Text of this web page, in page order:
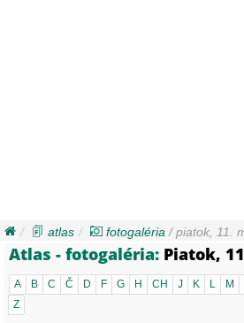
atlas fotogaléria / piatok, 11.
Atlas - fotogaléria: Piatok,
A B C Č D F G H CH J K L M
Z